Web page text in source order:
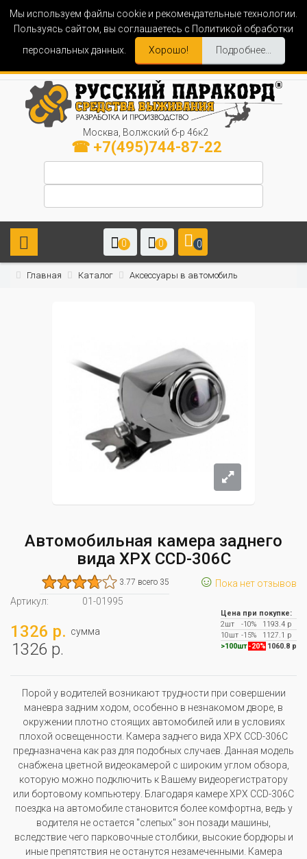
Мы используем файлы cookie и рекомендательные технологии.
Пользуясь сайтом, вы соглашаетесь с Политикой обработки
персональных данных.
Хорошо! Подробнее...
Москва, Волжский б-р 46к2
☎ +7(495)744-87-22
0 0 0
Главная Каталог Аксессуары в автомобиль
Автомобильная камера заднего
вида XPX CCD-306C
3.77 всего 35 ☺ Пока нет отзывов
Артикул:
01-01995
1326 р. сумма
1326 р.
Цена при покупке:
2шт
-10%
1193.4 р
10шт -15%
1127.1 р
>100шт -20% 1060.8 р
Порой у водителей возникают трудности при совершении
маневра задним ходом, особенно в незнакомом дворе, в
окружении плотно стоящих автомобилей или в условиях
плохой освещенности. Камера заднего вида XPX CCD-306C
предназначена как раз для подобных случаев. Данная модель
снабжена цветной видеокамерой с широким углом обзора,
которую можно подключить к Вашему видеорегистратору
или бортовому компьютеру. Благодаря камере XPX CCD-306C
поездка на автомобиле становится более комфортна, ведь у
водителя не остается "слепых" зон позади машины,
вследствие чего парковочные столбики, высокие бордюры и
иные препятствия не останутся незамеченными. Камера